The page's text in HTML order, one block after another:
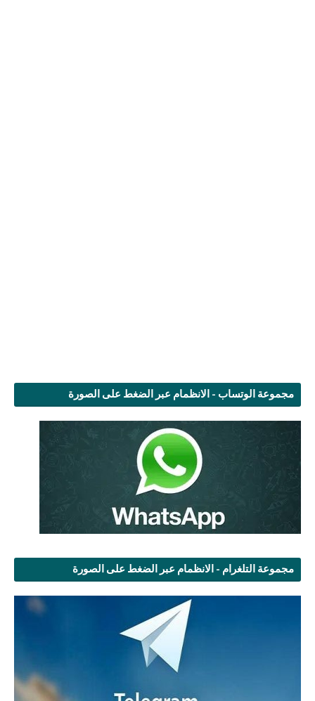
مجموعة الوتساب - الانظمام عبر الضغط على الصورة
مجموعة التلغرام - الانظمام عبر الضغط على الصورة